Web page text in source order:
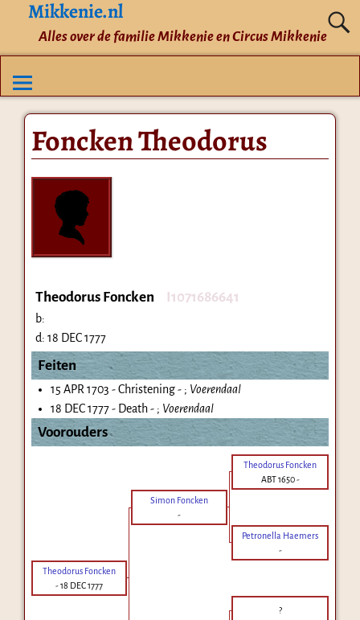
Mikkenie.nl
Alles over de familie Mikkenie en Circus Mikkenie
Foncken Theodorus
Theodorus Foncken I1071686641
b:
d: 18 DEC 1777
Feiten
15 APR 1703 - Christening - ; Voerendaal
18 DEC 1777 - Death - ; Voerendaal
Voorouders
Theodorus Foncken
ABT 1650-
Simon Foncken
-
Petronella Haemers
-
Theodorus Foncken
-18 DEC 1777
?